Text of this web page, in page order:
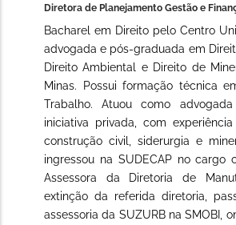
Diretora de Planejamento Gestão e
Bacharel em Direito pelo Centro
advogada e pós-graduada em
Direito Ambiental e Direito de
Minas. Possui formação técnica
Trabalho. Atuou como
iniciativa privada, com
construção civil, siderurgia e
ingressou na SUDECAP no cargo
Assessora da Diretoria de
extinção da referida diretoria,
assessoria da SUZURB na SMOBI,